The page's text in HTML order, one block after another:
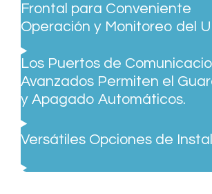
Frontal para Conveniente
Operación y Monitoreo del
Los Puertos de
Avanzados Permiten el
y Apagado Automáticos.
Versátiles Opciones de